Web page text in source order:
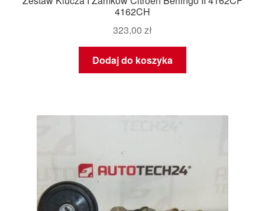
4162CH
323,00 zł
Dodaj do koszyka